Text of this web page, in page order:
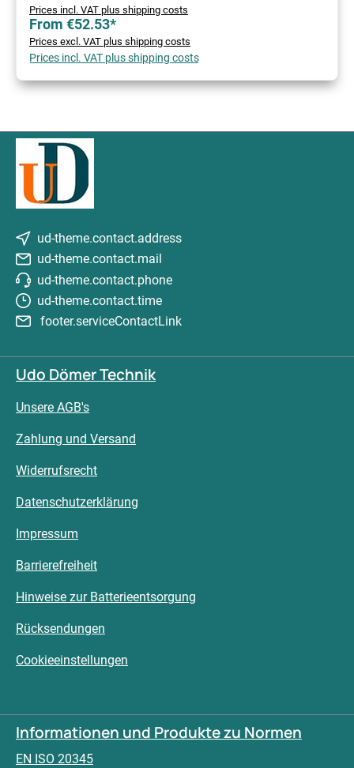
Prices incl. VAT plus shipping costs
From €52.53*
Prices excl. VAT plus shipping costs
Prices incl. VAT plus shipping costs
ud-theme.contact.address
ud-theme.contact.mail
ud-theme.contact.phone
ud-theme.contact.time
footer.serviceContactLink
Udo Dömer Technik
Unsere AGB's
Zahlung und Versand
Widerrufsrecht
Datenschutzerklärung
Impressum
Barrierefreiheit
Hinweise zur Batterieentsorgung
Rücksendungen
Cookieeinstellungen
Informationen und Produkte zu Normen
EN ISO 20345